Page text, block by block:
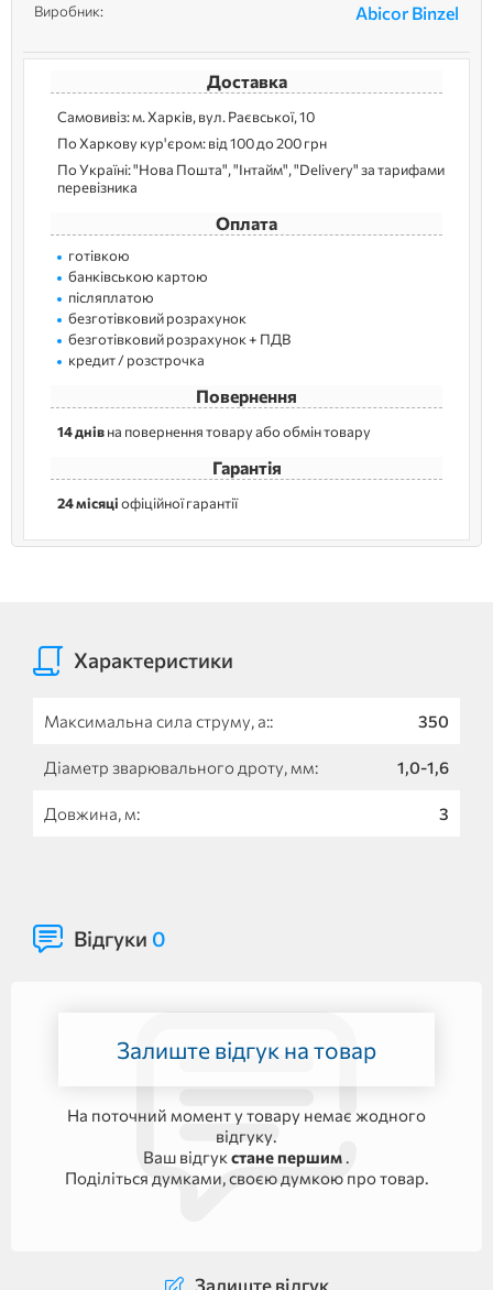
Виробник: Abicor Binzel
Доставка
Самовивіз: м. Харків, вул. Раєвської, 10
По Харкову кур'єром: від 100 до 200 грн
По Україні: "Нова Пошта", "Інтайм", "Delivery" за тарифами
перевізника
Оплата
готівкою
банківською картою
післяплатою
безготівковий розрахунок
безготівковий розрахунок + ПДВ
кредит / розстрочка
Повернення
14 днівна повернення товару або обмін товару
Гарантія
24 місяціофіційної гарантії
Характеристики
Максимальна сила струму, а:: 350
Діаметр зварювального дроту, мм: 1,0-1,6
Довжина, м: 3
Відгуки 0
Залиште відгук на товар
На поточний момент у товару немає жодного
відгуку.
Ваш відгук стане першим .
Поділіться думками, своєю думкою про товар.